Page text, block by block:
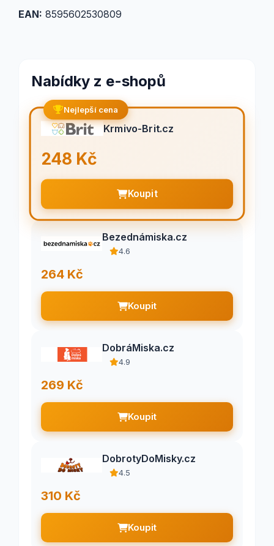
EAN: 8595602530809
Nabídky z e-shopů
Nejlepší cena
Krmivo-Brit.cz
248 Kč
Koupit
Bezednámiska.cz
4.6
264 Kč
Koupit
DobráMiska.cz
4.9
269 Kč
Koupit
DobrotyDoMisky.cz
4.5
310 Kč
Koupit